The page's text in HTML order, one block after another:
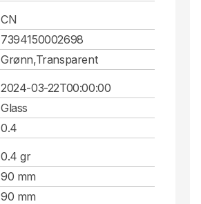
CN
7394150002698
Grønn,Transparent
2024-03-22T00:00:00
Glass
0.4
0.4 gr
90 mm
90 mm